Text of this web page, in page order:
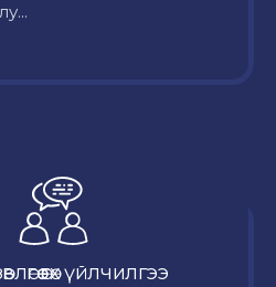
өгөх үйлчилгээ